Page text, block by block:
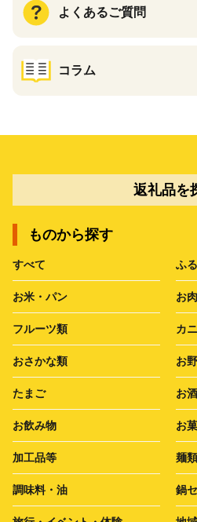
よくあるご質問
コラム
返礼品を
ものから探す
すべて ふ
お米・パン お肉
フルーツ類 カ
おさかな類 お
たまご お酒
お飲み物 お
加工品等 麺類
調味料・油 鍋